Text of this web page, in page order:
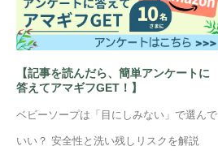
【記事を読んだら、簡単アンケートに
答えてアマギフGET！】
ベビーソープは「目にしみない」で選んで
いい？ 安全性と洗い残しリスクを解説